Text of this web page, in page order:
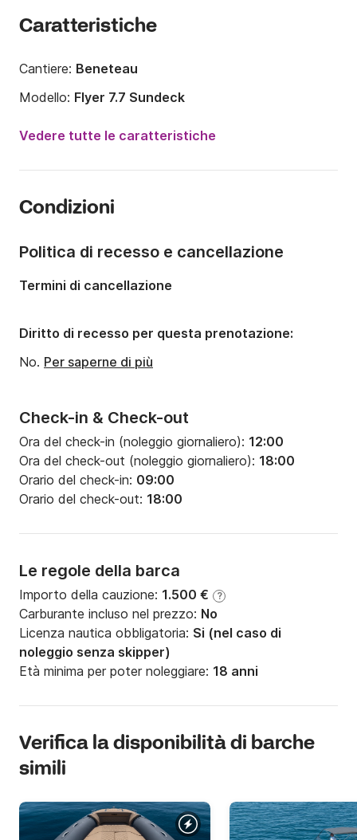
Caratteristiche
Cantiere: Beneteau
Modello: Flyer 7.7 Sundeck
250CV
Portata massima persone:
Vedere tutte le caratteristiche
Condizioni
Check-in & Check-out
Ora del check-in (noleggio giornaliero): 12:00
Ora del check-out (noleggio giornaliero): 18:00
Orario del check-in: 09:00
Orario del check-out: 18:00
Le regole della barca
Importo della cauzione: 1.500 € ?
Carburante incluso nel prezzo: No
Licenza nautica obbligatoria: Si (nel caso di
noleggio senza skipper)
Età minima per poter noleggiare: 18 anni
Politica di recesso e cancellazione
Termini di cancellazione
Diritto di recesso per questa prenotazione:
No. Per saperne di più
Verifica la disponibilità di barche
simili